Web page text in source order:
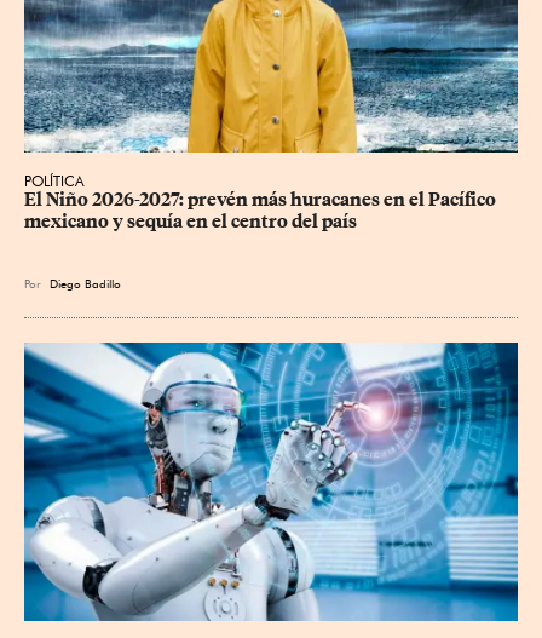
POLÍTICA
El Niño 2026-2027: prevén más huracanes en el Pacífico
mexicano y sequía en el centro del país
Por Diego Badillo